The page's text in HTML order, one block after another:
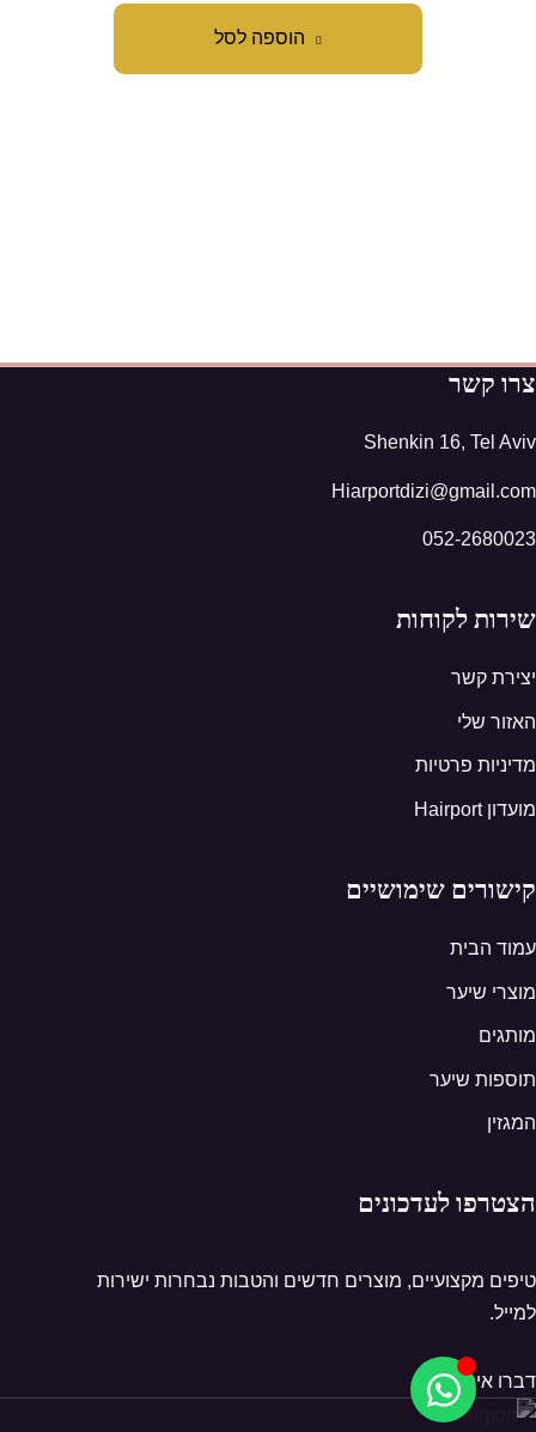
הוספה לסל
צרו קשר
Shenkin 16, Tel Aviv
Hiarportdizi@gmail.com
052-2680023
שירות לקוחות
יצירת קשר
האזור שלי
מדיניות פרטיות
מועדון Hairport
קישורים שימושיים
עמוד הבית
מוצרי שיער
מותגים
תוספות שיער
המגזין
הצטרפו לעדכונים
טיפים מקצועיים, מוצרים חדשים והטבות נבחרות ישירות
למייל.
דברו איתנו